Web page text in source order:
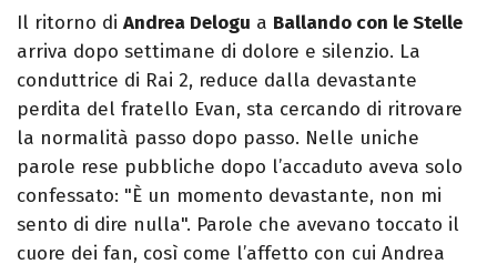
Il ritorno di Andrea Delogu a Ballando con le Stelle
arriva dopo settimane di dolore e silenzio. La
conduttrice di Rai 2, reduce dalla devastante
perdita del fratello Evan, sta cercando di ritrovare
la normalità passo dopo passo. Nelle uniche
parole rese pubbliche dopo l’accaduto aveva solo
confessato: "È un momento devastante, non mi
sento di dire nulla". Parole che avevano toccato il
cuore dei fan, così come l’affetto con cui Andrea